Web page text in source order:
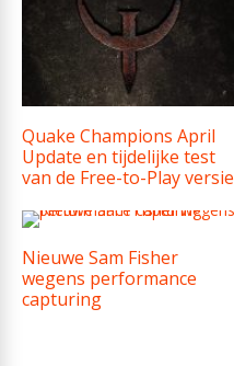
Quake Champions April
Update en tijdelijke test
van de Free-to-Play versie
Nieuwe Sam Fisher
wegens performance
capturing